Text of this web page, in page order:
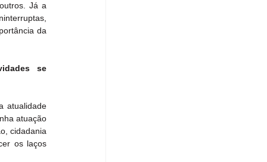
Já a
da
se
atualidade
atuação
cidadania
os laços